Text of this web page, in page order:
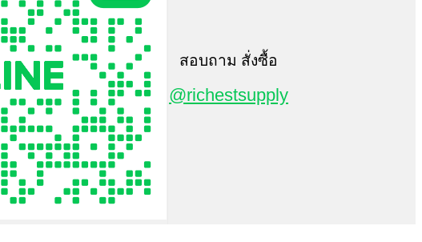
สอบถาม สั่งซื้อ
@richestsupply